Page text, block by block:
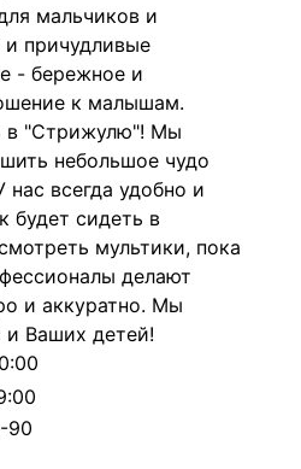
мальчиков и
и причудливые
- бережное и
к малышам.
в "Стрижулю"! Мы
небольшое чудо
всегда удобно и
будет сидеть в
мультики, пока
делают
и аккуратно. Мы
и Ваших детей!
90